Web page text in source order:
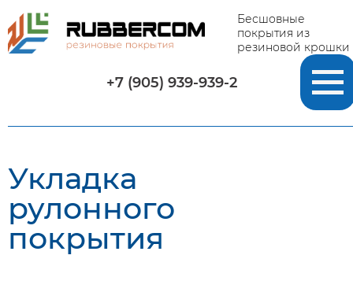
Бесшовные
покрытия из
резиновой крошки
+7 (905) 939-939-2
Укладка
рулонного
покрытия